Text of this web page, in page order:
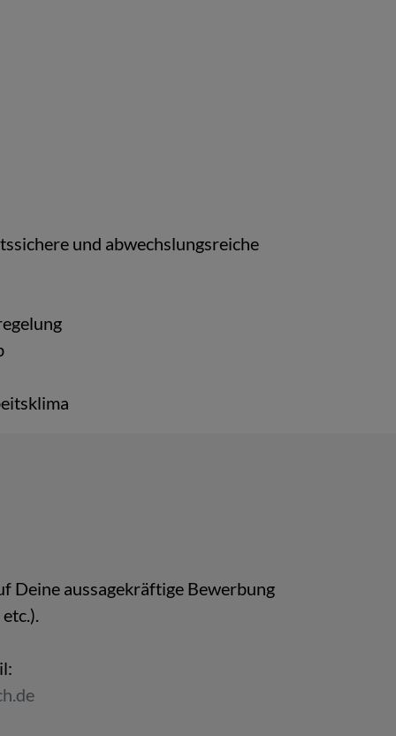
und ab­wechs­lungs­rei­che
Deine aus­sa­ge­kräf­ti­ge Be­wer­bung